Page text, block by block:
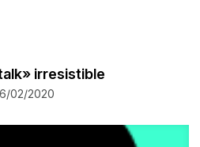
irresistible
02/2020